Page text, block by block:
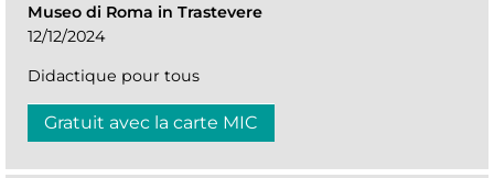
Museo di Roma in Trastevere
12/12/2024
Didactique pour tous
Gratuit avec la carte MIC